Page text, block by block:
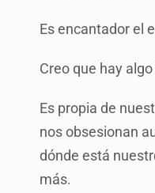
Es encantador el
Creo que hay
Es propia de
nos obsesionan
dónde está
más.